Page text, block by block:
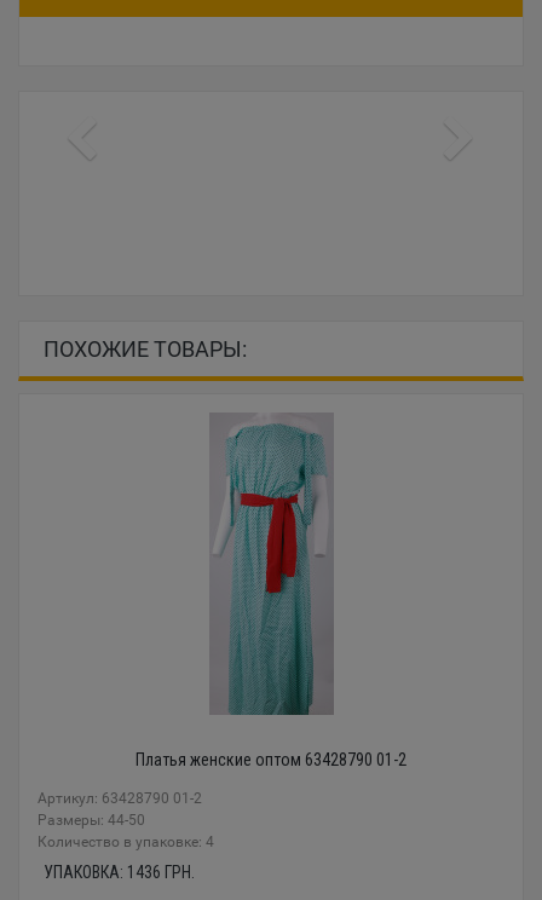
ПОХОЖИЕ ТОВАРЫ:
Платья женские оптом 63428790 01-2
Артикул: 63428790 01-2
Размеры: 44-50
Количество в упаковке: 4
УПАКОВКА: 1436 ГРН.